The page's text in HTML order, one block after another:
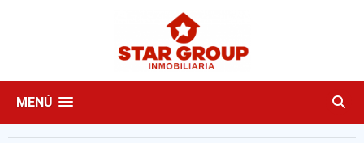
MENÚ